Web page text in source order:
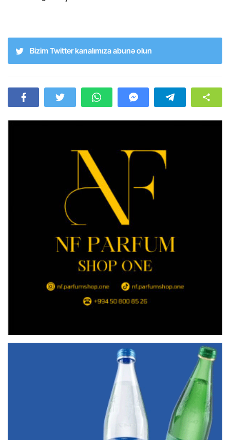
Bizim Twitter kanalımıza abunə olun